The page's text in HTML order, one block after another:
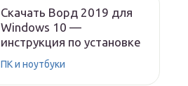
Скачать Ворд 2019 для
Windows 10 —
инструкция по установке
ПК и ноутбуки